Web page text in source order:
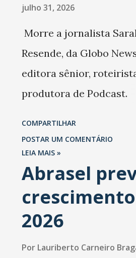
(diretor
Simone
até
área de
Piauí,
Norte,
julho 31, 2026
Morre a jornalista
Resende, da Globo
editora sênior,
produtora de Podcast.
São Paulo.
COMPARTILHAR
POSTAR UM COMENTÁRIO
LEIA MAIS »
Abrasel
2026
Por Lauriberto Carneiro